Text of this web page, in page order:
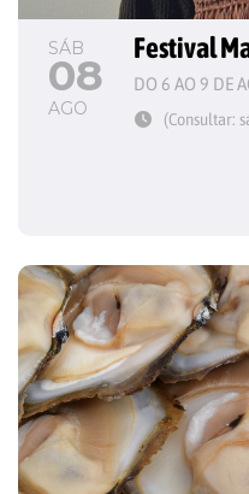
SÁB
08
AGO
Festival
DO 6 AO 9 DE
(Consultar: